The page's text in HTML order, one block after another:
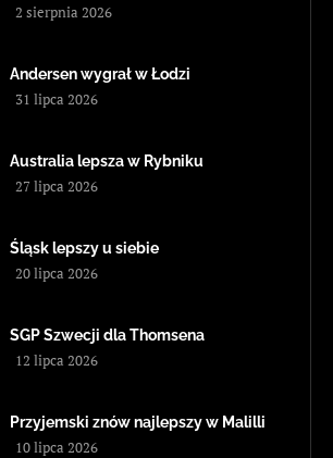
2 sierpnia 2026
Andersen wygrał w Łodzi
31 lipca 2026
Australia lepsza w Rybniku
27 lipca 2026
Śląsk lepszy u siebie
20 lipca 2026
SGP Szwecji dla Thomsena
12 lipca 2026
Przyjemski znów najlepszy w Malilli
10 lipca 2026